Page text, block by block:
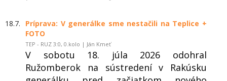
18.7.
Príprava: V generálke sme nestačili na Teplice +
FOTO
TEP - RUZ 3:0, 0.kolo | Ján Kmeť
V sobotu 18. júla 2026 odohral
Ružomberok na sústredení v Rakúsku